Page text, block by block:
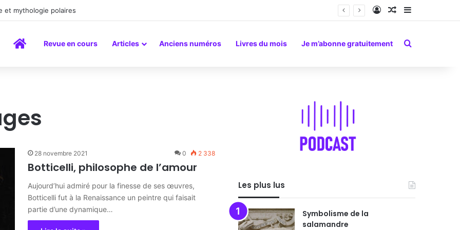
et mythologie polaires Connexion
Article Aléatoire
Sidebar
AccueilRevue en cours Articles Anciens numéros Livres du mois Je m’abonne gratuitement Rechercher
28 novembre 2021 0 2 338
Botticelli, philosophe de l’amour
Aujourd’hui admiré pour la finesse de ses œuvres,
Botticelli fut à la Renaissance un peintre qui faisait
partie d’une dynamique…
Les plus lus
Symbolisme de la
salamandre